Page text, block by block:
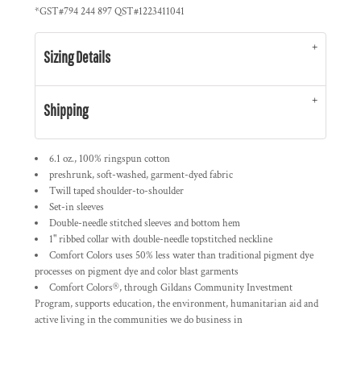
*GST#794 244 897 QST#1223411041
Sizing Details
Shipping
6.1 oz., 100% ringspun cotton
preshrunk, soft-washed, garment-dyed fabric
Twill taped shoulder-to-shoulder
Set-in sleeves
Double-needle stitched sleeves and bottom hem
1" ribbed collar with double-needle topstitched neckline
Comfort Colors uses 50% less water than traditional pigment dye
processes on pigment dye and color blast garments
Comfort Colors®, through Gildans Community Investment
Program, supports education, the environment, humanitarian aid and
active living in the communities we do business in